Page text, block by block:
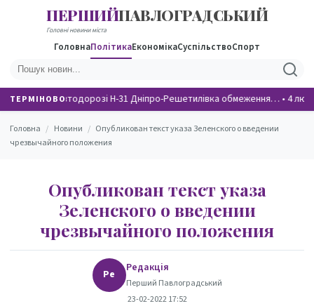
ПЕРШИЙПАВЛОГРАДСЬКИЙ
Головні новини міста
ГоловнаПолітикаЕкономікаСуспільствоСпорт
ТЕРМІНОВОНа автодорозі Н-31 Дніпро-Решетилівка обмеження… •4
Головна / Новини / Опубликован текст указа Зеленского о введении
чрезвычайного положения
Опубликован текст указа
Зеленского о введении
чрезвычайного положения
Ре Редакція
Перший Павлоградський
23-02-2022 17:52